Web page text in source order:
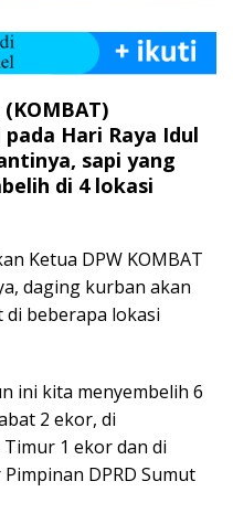
Hari Raya Idul
sapi yang
di 4 lokasi
Ketua DPW KOMBAT
daging kurban akan
di beberapa lokasi
ini kita menyembelih 6
2 ekor, di
1 ekor dan di
DPRD Sumut